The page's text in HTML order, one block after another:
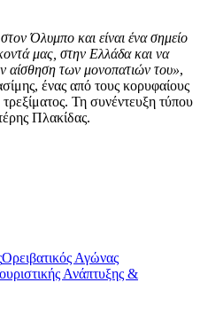
Όλυμπο και είναι ένα σημείο
μας, στην Ελλάδα και να
αίσθηση των μονοπατιών του»,
ένας από τους κορυφαίους
Τη συνέντευξη τύπου
Πλακίδας.
Ορειβατικός Αγώνας
Ανάπτυξης &